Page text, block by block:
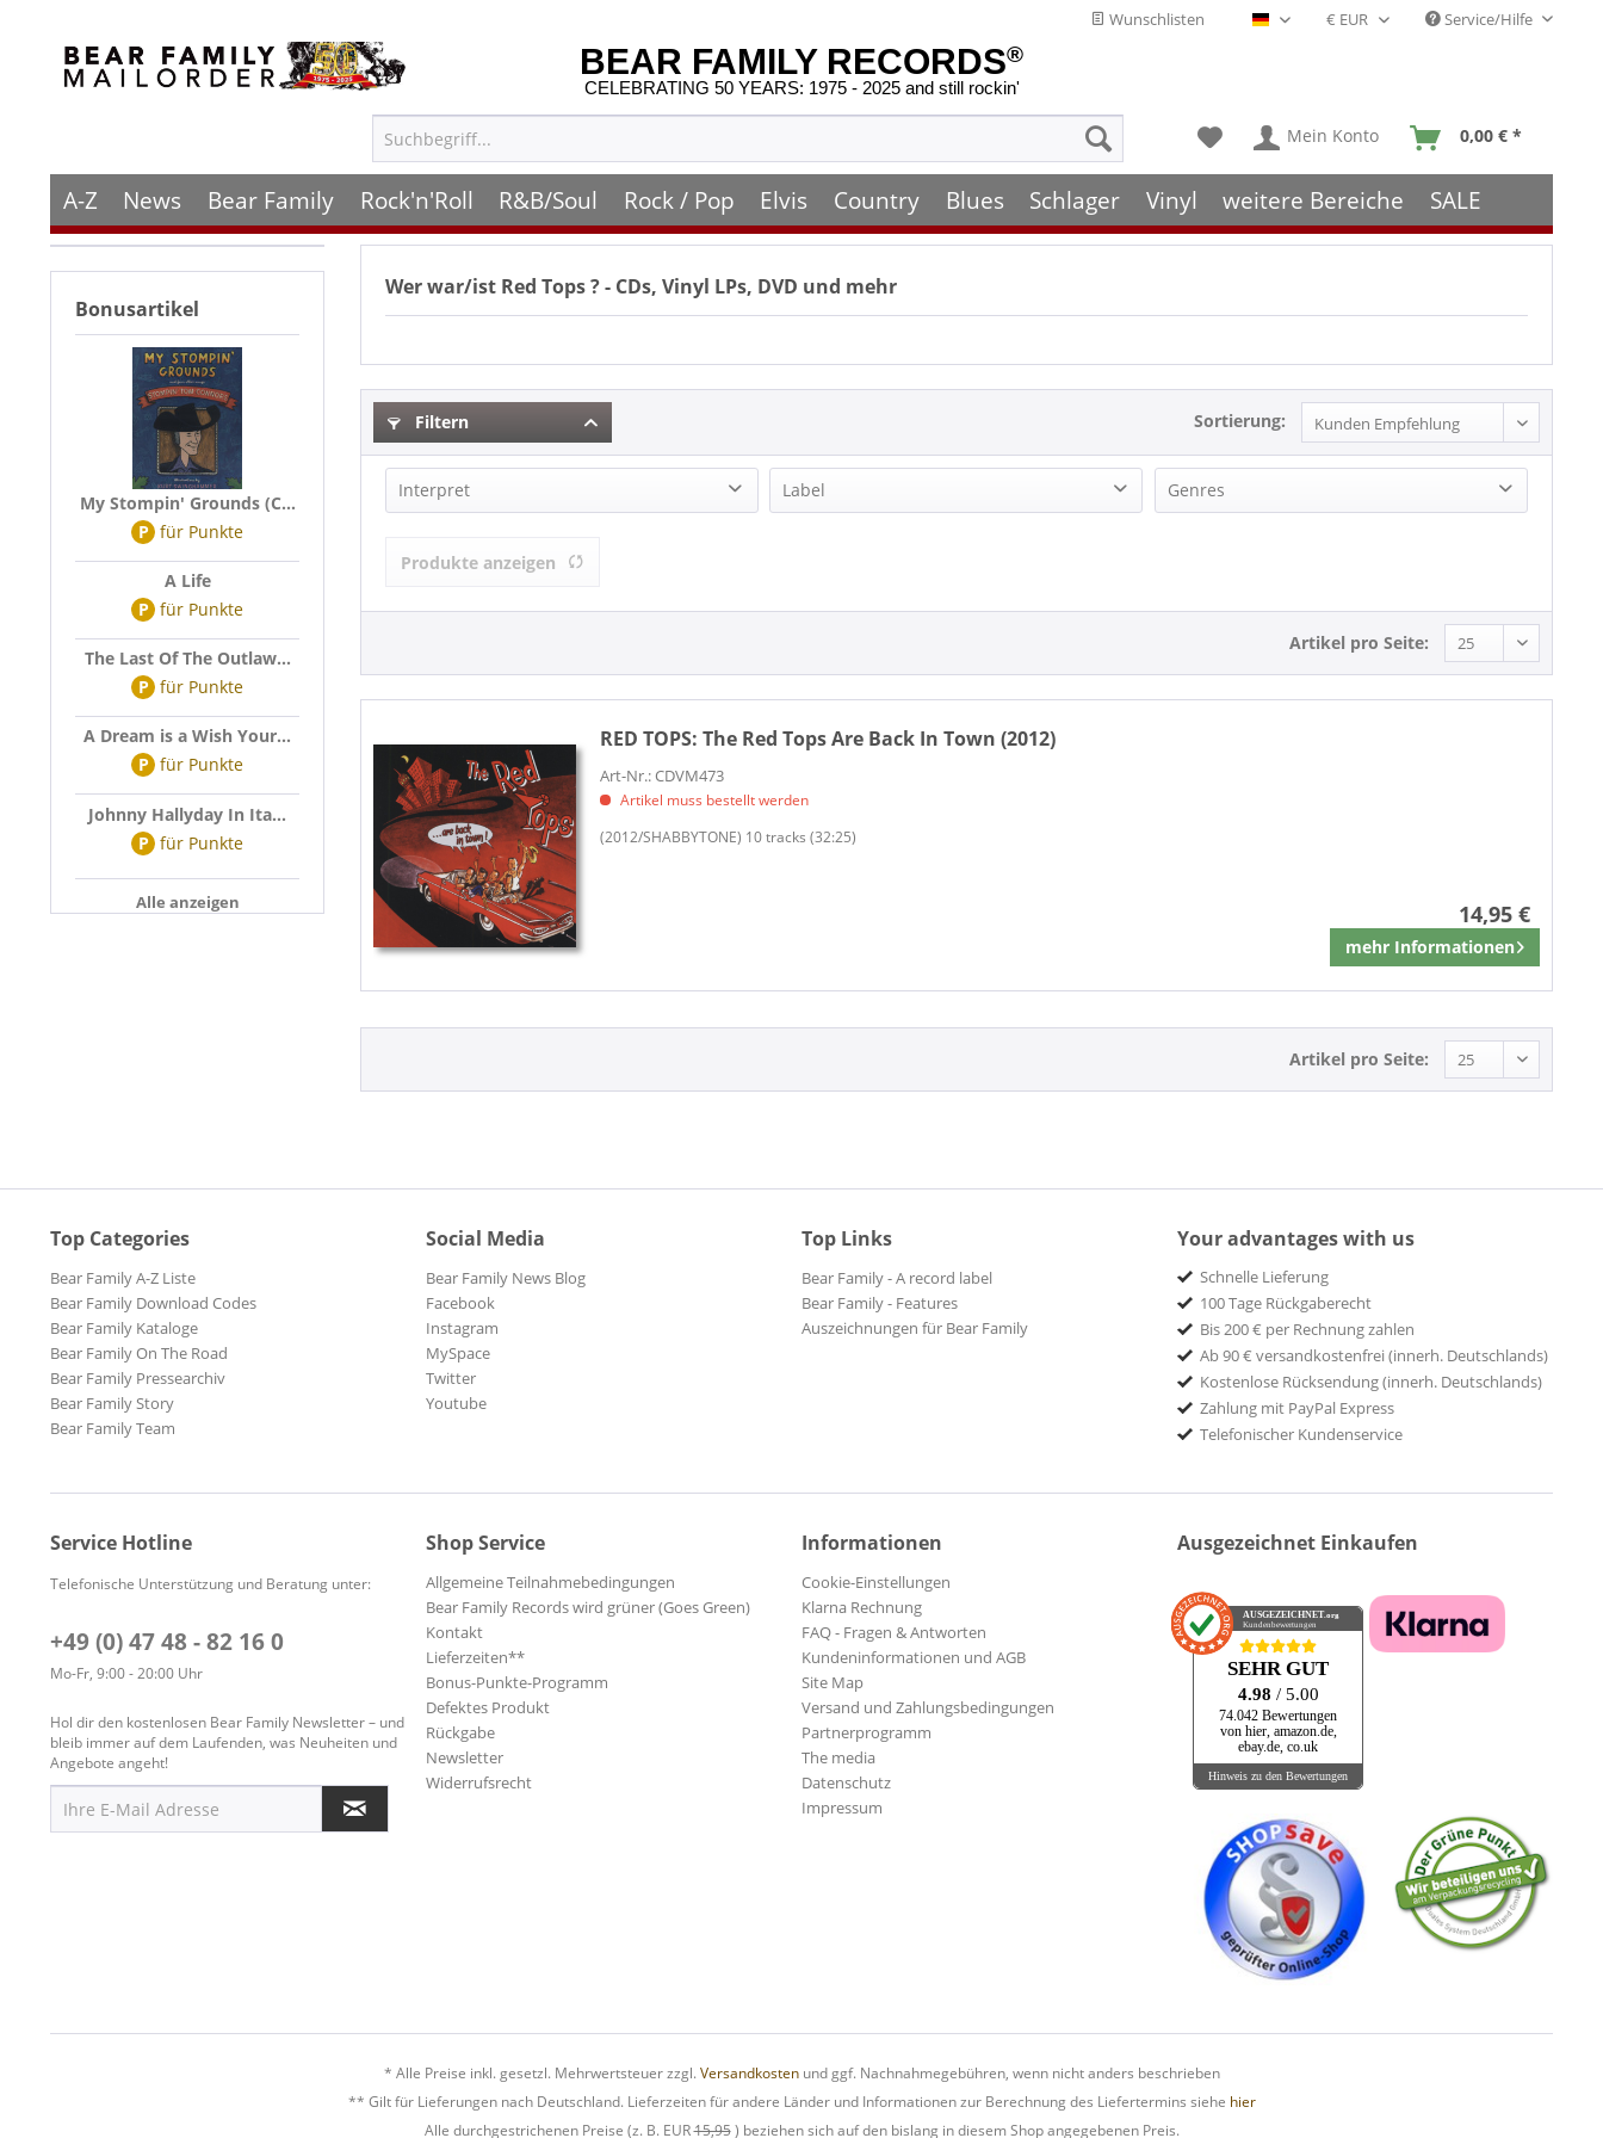
Wunschlisten Deutsch - DE Service/Hilfe
BEAR FAMILY RECORDS®
CELEBRATING 50 YEARS: 1975 - 2025 and still rockin'
Mein Konto 0,00 € *
A-Z News Bear Family Rock'n'Roll R&B/Soul Rock / Pop Elvis Country Blues Schlager Vinyl weitere Bereiche SALE
Bonusartikel
My Stompin' Grounds (C...
P für Punkte
A Life
P für Punkte
The Last Of The Outlaw...
P für Punkte
A Dream is a Wish Your...
P für Punkte
Johnny Hallyday In Ita...
P für Punkte
Alle anzeigen
Wer war/ist Red Tops? - CDs, Vinyl LPs, DVD und mehr
Filtern Sortierung:
Interpret Label Genres
Produkte anzeigen
Artikel pro Seite:
RED TOPS:The Red Tops Are Back In Town (2012)
Art-Nr.: CDVM473
Artikel muss bestellt werden
(2012/SHABBYTONE) 10 tracks (32:25)
14,95 €
mehr Informationen
Merken
Artikel pro Seite:
Top Categories
Bear Family A-Z Liste
Bear Family Download Codes
Bear Family Kataloge
Bear Family On The Road
Bear Family Pressearchiv
Bear Family Story
Bear Family Team
Social Media
Bear Family News Blog
Facebook
Instagram
MySpace
Twitter
Youtube
Top Links
Bear Family - A record label
Bear Family - Features
Auszeichnungen für Bear Family
Your advantages with us
Schnelle Lieferung
100 Tage Rückgaberecht
Bis 200 € per Rechnung zahlen
Ab 90 € versandkostenfrei (innerh. Deutschlands)
Kostenlose Rücksendung (innerh. Deutschlands)
Zahlung mit PayPal Express
Telefonischer Kundenservice
Service Hotline
Telefonische Unterstützung und Beratung unter:
+49 (0) 47 48 - 82 16 0
Mo-Fr, 9:00 - 20:00 Uhr
Hol dir den kostenlosen Bear Family Newsletter – und
bleib immer auf dem Laufenden, was Neuheiten und
Angebote angeht!
Shop Service
Allgemeine Teilnahmebedingungen
Bear Family Records wird grüner (Goes Green)
Kontakt
Lieferzeiten**
Bonus-Punkte-Programm
Defektes Produkt
Rückgabe
Newsletter
Widerrufsrecht
Informationen
Cookie-Einstellungen
Klarna Rechnung
FAQ - Fragen & Antworten
Kundeninformationen und AGB
Site Map
Versand und Zahlungsbedingungen
Partnerprogramm
The media
Datenschutz
Impressum
Ausgezeichnet Einkaufen
AUSGEZEICHNET .org
Kundenbewertungen
SEHR GUT
4.98 / 5.00
74.042 Bewertungen
von hier, amazon.de,
ebay.de, co.uk
Hinweis zu den Bewertungen
* Alle Preise inkl. gesetzl. Mehrwertsteuer zzgl. Versandkostenund ggf. Nachnahmegebühren, wenn nicht anders beschrieben
** Gilt für Lieferungen nach Deutschland. Lieferzeiten für andere Länder und Informationen zur Berechnung des Liefertermins siehe hier
Alle durchgestrichenen Preise (z. B. EUR15,95) beziehen sich auf den bislang in diesem Shop angegebenen Preis.